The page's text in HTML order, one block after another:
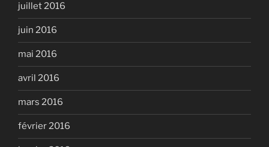
juillet 2016
juin 2016
mai 2016
avril 2016
mars 2016
février 2016